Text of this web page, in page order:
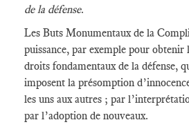
de la défense.
Les Buts Monumentaux de la
puissance, par exemple pour
droits fondamentaux de la défense,
imposent la présomption
les uns aux autres ; par
par l’adoption de nouveaux.